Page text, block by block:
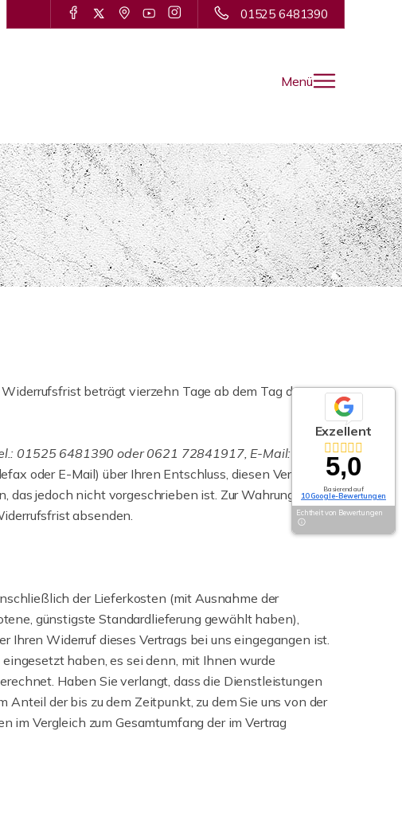
01525 6481390
Menü
beträgt vierzehn Tage ab dem Tag des
01525 6481390 oder 0621 72841917, E-Mail:
oder E-Mail) über Ihren Entschluss, diesen Vertrag zu
jedoch nicht vorgeschrieben ist. Zur Wahrung der
absenden.
der Lieferkosten (mit Ausnahme der
günstigste Standardlieferung gewählt haben),
Ihren Widerruf dieses Vertrags bei uns eingegangen ist.
haben, es sei denn, mit Ihnen wurde
Haben Sie verlangt, dass die Dienstleistungen
der bis zu dem Zeitpunkt, zu dem Sie uns von der
im Vergleich zum Gesamtumfang der im Vertrag
Exzellent
5,0
Basierend auf
10 Google-Bewertungen
Echtheit von Bewertungen